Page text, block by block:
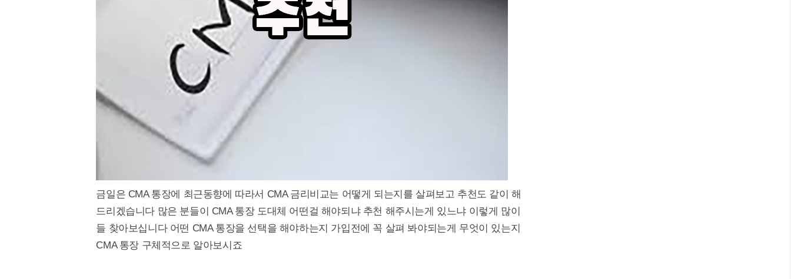
금일은 CMA 통장에 최근동향에 따라서 CMA 금리비교는 어떻게 되는지를 살펴보고 추천도 같이 해
드리겠습니다 많은 분들이 CMA 통장 도대체 어떤걸 해야되냐 추천 해주시는게 있느냐 이렇게 많이
들 찾아보십니다 어떤 CMA 통장을 선택을 해야하는지 가입전에 꼭 살펴 봐야되는게 무엇이 있는지
CMA 통장 구체적으로 알아보시죠